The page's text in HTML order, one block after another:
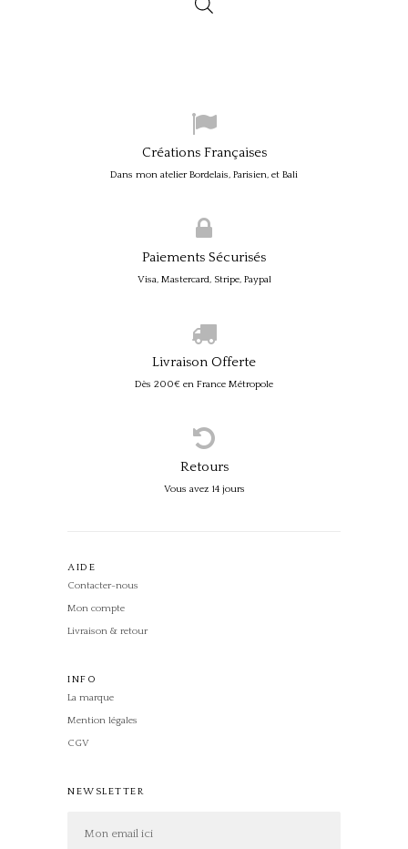
Créations Françaises
Dans mon atelier Bordelais, Parisien, et Bali
Paiements Sécurisés
Visa, Mastercard, Stripe, Paypal
Livraison Offerte
Dès 200€ en France Métropole
Retours
Vous avez 14 jours
AIDE
Contacter-nous
Mon compte
Livraison & retour
INFO
La marque
Mention légales
CGV
NEWSLETTER